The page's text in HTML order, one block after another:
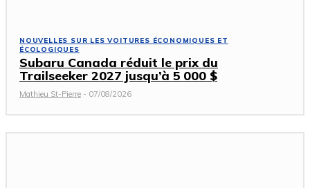
NOUVELLES SUR LES VOITURES ÉCONOMIQUES ET
ÉCOLOGIQUES
Subaru Canada réduit le prix du
Trailseeker 2027 jusqu’à 5 000 $
Mathieu St-Pierre - 07/08/2026